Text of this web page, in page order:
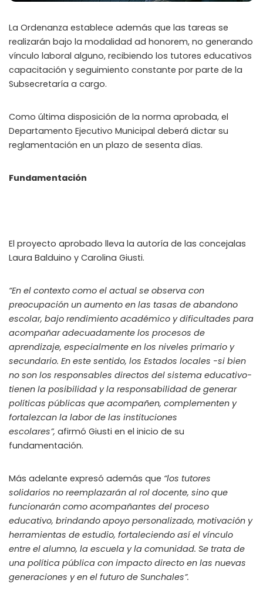
La Ordenanza establece además que las tareas se
realizarán bajo la modalidad ad honorem, no generando
vínculo laboral alguno, recibiendo los tutores educativos
capacitación y seguimiento constante por parte de la
Subsecretaría a cargo.
Como última disposición de la norma aprobada, el
Departamento Ejecutivo Municipal deberá dictar su
reglamentación en un plazo de sesenta días.
Fundamentación
El proyecto aprobado lleva la autoría de las concejalas
Laura Balduino y Carolina Giusti.
“En el contexto como el actual se observa con
preocupación un aumento en las tasas de abandono
escolar, bajo rendimiento académico y dificultades para
acompañar adecuadamente los procesos de
aprendizaje, especialmente en los niveles primario y
secundario. En este sentido, los Estados locales -si bien
no son los responsables directos del sistema educativo-
tienen la posibilidad y la responsabilidad de generar
políticas públicas que acompañen, complementen y
fortalezcan la labor de las instituciones
escolares”, afirmó Giusti en el inicio de su
fundamentación.
Más adelante expresó además que “los tutores
solidarios no reemplazarán al rol docente, sino que
funcionarán como acompañantes del proceso
educativo, brindando apoyo personalizado, motivación y
herramientas de estudio, fortaleciendo así el vínculo
entre el alumno, la escuela y la comunidad. Se trata de
una política pública con impacto directo en las nuevas
generaciones y en el futuro de Sunchales”.